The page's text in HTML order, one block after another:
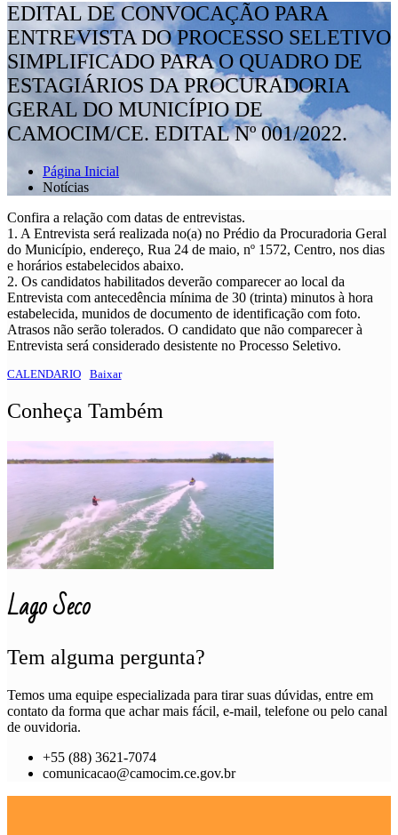
EDITAL DE CONVOCAÇÃO PARA
ENTREVISTA DO PROCESSO SELETIVO
SIMPLIFICADO PARA O QUADRO DE
ESTAGIÁRIOS DA PROCURADORIA
GERAL DO MUNICÍPIO DE
CAMOCIM/CE. EDITAL Nº 001/2022.
Página Inicial
Notícias
Confira a relação com datas de entrevistas.
1. A Entrevista será realizada no(a) no Prédio da Procuradoria Geral
do Município, endereço, Rua 24 de maio, nº 1572, Centro, nos dias
e horários estabelecidos abaixo.
2. Os candidatos habilitados deverão comparecer ao local da
Entrevista com antecedência mínima de 30 (trinta) minutos à hora
estabelecida, munidos de documento de identificação com foto.
Atrasos não serão tolerados. O candidato que não comparecer à
Entrevista será considerado desistente no Processo Seletivo.
CALENDARIO Baixar
Conheça Também
Lago Seco
Tem alguma pergunta?
Temos uma equipe especializada para tirar suas dúvidas, entre em
contato da forma que achar mais fácil, e-mail, telefone ou pelo canal
de ouvidoria.
+55 (88) 3621-7074
comunicacao@camocim.ce.gov.br